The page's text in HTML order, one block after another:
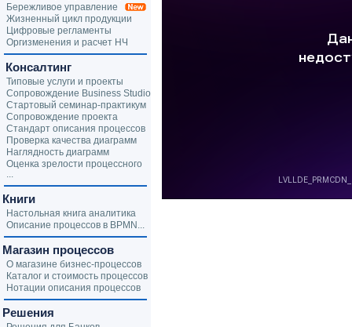
Бережливое управление
Жизненный цикл продукции
Цифровые регламенты
Оргизменения и расчет НЧ
Консалтинг
Типовые услуги и проекты
Сопровождение Business Studio
Стартовый семинар-практикум
Сопровождение проекта
Стандарт описания процессов
Проверка качества диаграмм
Наглядность диаграмм
Оценка зрелости процессного
...
Книги
Настольная книга аналитика
Описание процессов в BPMN...
Магазин процессов
О магазине бизнес-процессов
Каталог и стоимость процессов
Нотации описания процессов
Решения